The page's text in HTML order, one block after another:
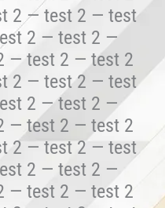
2 — test 2 — test
2 — test 2 —
— test 2 — test 2
2 — test 2 — test
2 — test 2 —
— test 2 — test 2
2 — test 2 — test
2 — test 2 —
— test 2 — test 2